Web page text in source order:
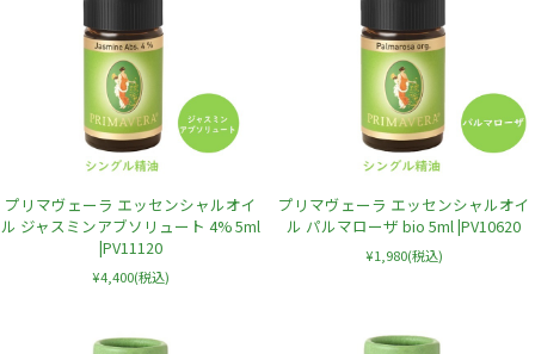
プリマヴェーラ エッセンシャルオイ
ル ジャスミンアブソリュート 4% 5ml
|PV11120
¥4,400(税込)
プリマヴェーラ エッセンシャルオイ
ル パルマローザ bio 5ml |PV10620
¥1,980(税込)